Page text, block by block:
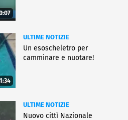
ULTIME NOTIZIE
Un esoscheletro per
camminare e nuotare!
ULTIME NOTIZIE
Nuovo cittì Nazionale